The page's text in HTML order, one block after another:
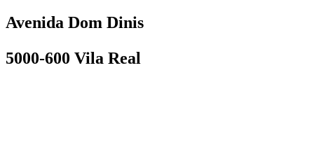
Avenida Dom Dinis
5000-600 Vila Real